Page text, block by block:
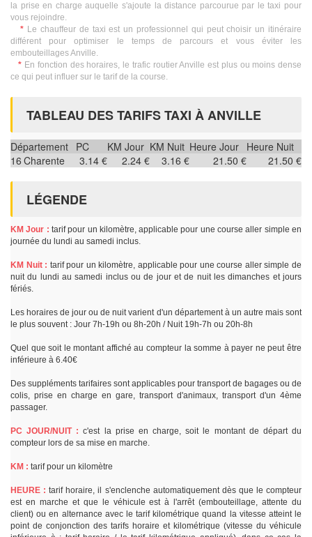
la prise en charge auquelle s'ajoute la distance parcourue par le taxi pour
vous rejoindre.
* Le chauffeur de taxi est un professionnel qui peut choisir un itinéraire
différent pour optimiser le temps de parcours et vous éviter les
embouteillages Anville.
* En fonction des horaires, le trafic routier Anville est plus ou moins dense
ce qui peut influer sur le tarif de la course.
TABLEAU DES TARIFS TAXI À ANVILLE
Département PC KM Jour KM Nuit Heure Jour Heure Nuit
16 Charente 3.14 € 2.24 € 3.16 € 21.50 € 21.50 €
LÉGENDE
KM Jour : tarif pour un kilomètre, applicable pour une course aller simple en
journée du lundi au samedi inclus.
KM Nuit : tarif pour un kilomètre, applicable pour une course aller simple de
nuit du lundi au samedi inclus ou de jour et de nuit les dimanches et jours
fériés.
Les horaires de jour ou de nuit varient d'un département à un autre mais sont
le plus souvent : Jour 7h-19h ou 8h-20h / Nuit 19h-7h ou 20h-8h
Quel que soit le montant affiché au compteur la somme à payer ne peut être
inférieure à 6.40€
Des suppléments tarifaires sont applicables pour transport de bagages ou de
colis, prise en charge en gare, transport d'animaux, transport d'un 4ème
passager.
PC JOUR/NUIT : c'est la prise en charge, soit le montant de départ du
compteur lors de sa mise en marche.
KM : tarif pour un kilomètre
HEURE : tarif horaire, il s'enclenche automatiquement dès que le compteur
est en marche et que le véhicule est à l'arrêt (embouteillage, attente du
client) ou en alternance avec le tarif kilométrique quand la vitesse atteint le
point de conjonction des tarifs horaire et kilométrique (vitesse du véhicule